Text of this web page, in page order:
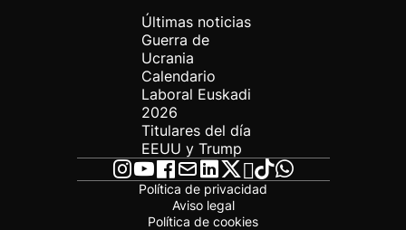
Últimas noticias
Guerra de
Ucrania
Calendario
Laboral Euskadi
2026
Titulares del día
EEUU y Trump
Política de privacidad
Aviso legal
Política de cookies